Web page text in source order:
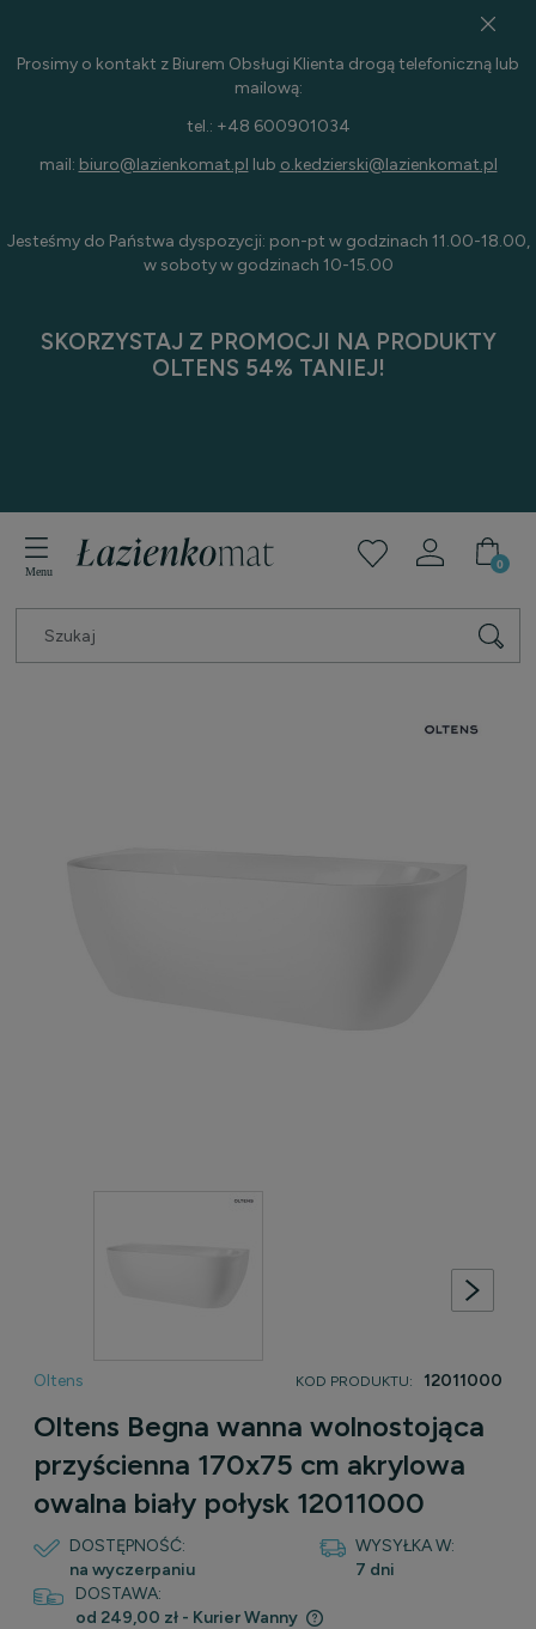
Prosimy o kontakt z Biurem Obsługi Klienta drogą telefoniczną lub
mailową:
tel.: +48 600901034
mail: biuro@lazienkomat.pl lub o.kedzierski@lazienkomat.pl
Jesteśmy do Państwa dyspozycji: pon-pt w godzinach 11.00-18.00,
w soboty w godzinach 10-15.00
SKORZYSTAJ Z PROMOCJI NA PRODUKTY
OLTENS 54% TANIEJ!
Oltens KOD PRODUKTU: 12011000
Oltens Begna wanna wolnostojąca
przyścienna 170x75 cm akrylowa
owalna biały połysk 12011000
DOSTĘPNOŚĆ:
na wyczerpaniu
WYSYŁKA W:
7 dni
DOSTAWA:
od 249,00 zł - Kurier Wanny